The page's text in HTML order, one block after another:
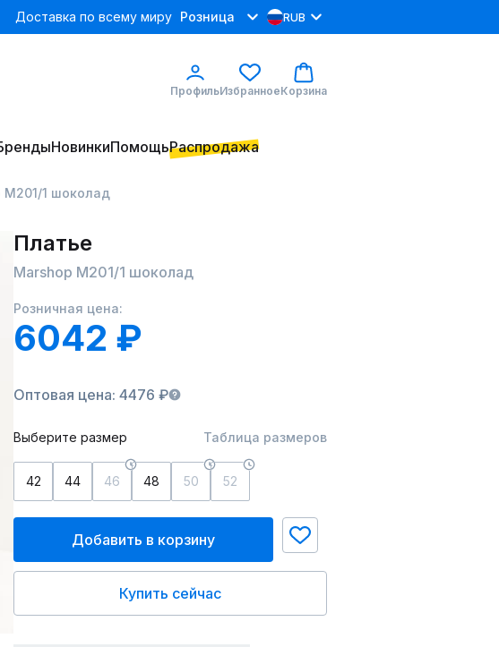
Доставка по всему миру Розница RUB
ПрофильИзбранноеКорзина
НовинкиПомощьРаспродажа
М201/1 шоколад
Платье
Marshop М201/1 шоколад
Розничная цена:
6042 ₽
Оптовая цена: 4476 ₽
Выберите размер Таблица размеров
42 44 46 48 50 52
Добавить в корзину
Купить сейчас